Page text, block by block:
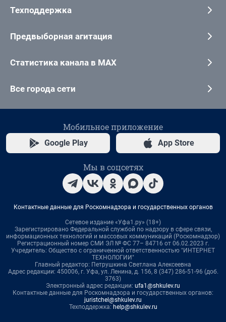
Техподдержка
Предвыборная агитация
Статистика канала в MAX
Все города сети
Мобильное приложение
Google Play App Store
Мы в соцсетях
Контактные данные для Роскомнадзора и государственных органов
Сетевое издание «Уфа1.ру» (18+)
Зарегистрировано Федеральной службой по надзору в сфере связи,
информационных технологий и массовых коммуникаций (Роскомнадзор)
Регистрационный номер СМИ ЭЛ № ФС 77– 84716 от 06.02.2023 г.
Учредитель: Общество с ограниченной ответственностью "ИНТЕРНЕТ
ТЕХНОЛОГИИ"
Главный редактор: Петрушкина Светлана Алексеевна
Адрес редакции: 450006, г. Уфа, ул. Ленина, д. 156, 8 (347) 286-51-96 (доб.
3763)
Электронный адрес редакции: ufa1@shkulev.ru
Контактные данные для Роскомнадзора и государственных органов:
juristchel@shkulev.ru
Техподдержка: help@shkulev.ru